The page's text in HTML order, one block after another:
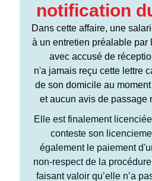
notification
Dans cette affaire, une
à un entretien préalable par
avec accusé de
n'a jamais reçu cette lettre
de son domicile au
et aucun avis de passage
Elle est finalement
conteste son
également le paiement
non-respect de la
faisant valoir qu’elle n’a